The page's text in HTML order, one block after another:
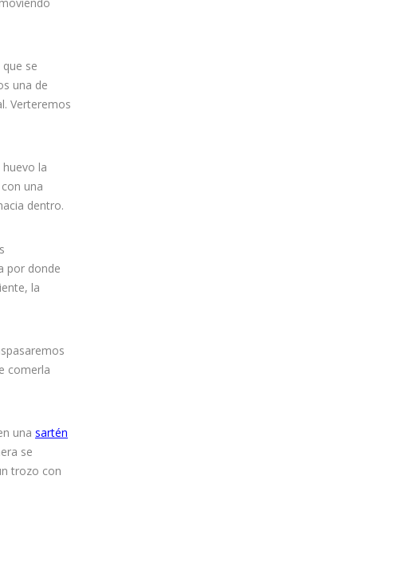
se
una de
Verteremos
la
una
dentro.
por donde
la
comerla
una sartén
se
trozo con